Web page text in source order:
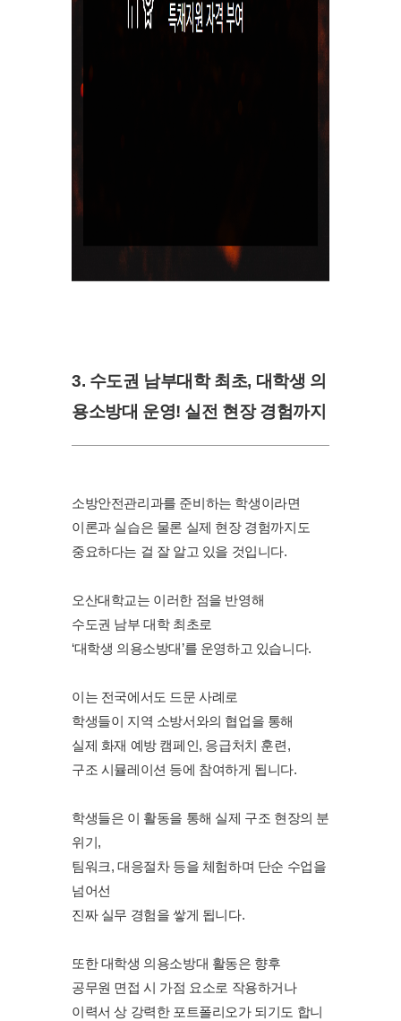
3. 수도권 남부대학 최초, 대학생 의
용소방대 운영! 실전 현장 경험까지
소방안전관리과를 준비하는 학생이라면
이론과 실습은 물론 실제 현장 경험까지도
중요하다는 걸 잘 알고 있을 것입니다.
오산대학교는 이러한 점을 반영해
수도권 남부 대학 최초로
‘대학생 의용소방대’를 운영하고 있습니다.
이는 전국에서도 드문 사례로
학생들이 지역 소방서와의 협업을 통해
실제 화재 예방 캠페인, 응급처치 훈련,
구조 시뮬레이션 등에 참여하게 됩니다.
학생들은 이 활동을 통해 실제 구조 현장의 분
위기,
팀워크, 대응절차 등을 체험하며 단순 수업을
넘어선
진짜 실무 경험을 쌓게 됩니다.
또한 대학생 의용소방대 활동은 향후
공무원 면접 시 가점 요소로 작용하거나
이력서 상 강력한 포트폴리오가 되기도 합니